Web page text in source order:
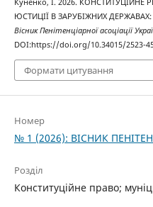
Куненко, І. 2026.
ЮСТИЦІЇ В ЗАРУБІЖНИХ
Вісник Пенітенціарної асоціації
DOI:https://doi.org/10.34015/2523-
Формати цитування
Номер
№ 1 (2026): ВІСНИК
Розділ
Конституційне правo;